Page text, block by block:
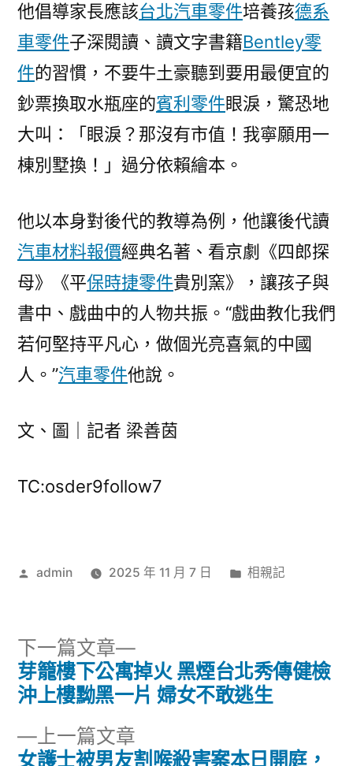
他倡導家長應該台北汽車零件培養孩德系
車零件子深閱讀、讀文字書籍Bentley零
件的習慣，不要牛土豪聽到要用最便宜的
鈔票換取水瓶座的賓利零件眼淚，驚恐地
大叫：「眼淚？那沒有市值！我寧願用一
棟別墅換！」過分依賴繪本。
他以本身對後代的教導為例，他讓後代讀
汽車材料報價經典名著、看京劇《四郎探
母》《平保時捷零件貴別窯》，讓孩子與
書中、戲曲中的人物共振。“戲曲教化我們
若何堅持平凡心，做個光亮喜氣的中國
人。”汽車零件他說。
文、圖｜記者 梁善茵
TC:osder9follow7
作
admin 2025 年 11 月 7 日
分
相親記
文
導
上一篇文章
一
女護士被男友割喉殺害案本日開庭，
下一篇文章
下
一
篇
芽籠樓下公寓掉火 黑煙台北秀傳健檢
沖上樓黝黑一片 婦女不敢逃生